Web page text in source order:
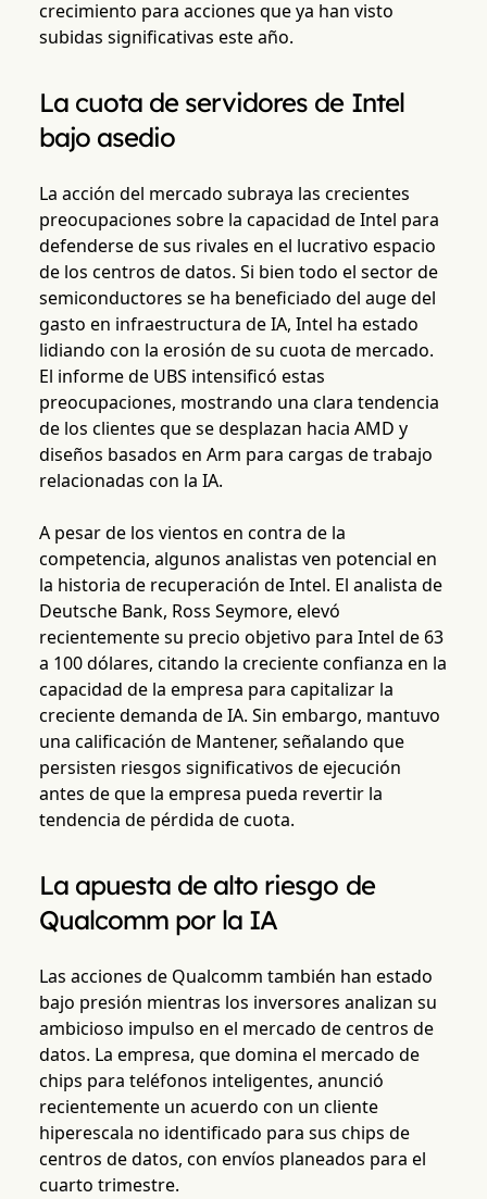
crecimiento para acciones que ya han visto
subidas significativas este año.
La cuota de servidores de Intel
bajo asedio
La acción del mercado subraya las crecientes
preocupaciones sobre la capacidad de Intel para
defenderse de sus rivales en el lucrativo espacio
de los centros de datos. Si bien todo el sector de
semiconductores se ha beneficiado del auge del
gasto en infraestructura de IA, Intel ha estado
lidiando con la erosión de su cuota de mercado.
El informe de UBS intensificó estas
preocupaciones, mostrando una clara tendencia
de los clientes que se desplazan hacia AMD y
diseños basados en Arm para cargas de trabajo
relacionadas con la IA.
A pesar de los vientos en contra de la
competencia, algunos analistas ven potencial en
la historia de recuperación de Intel. El analista de
Deutsche Bank, Ross Seymore, elevó
recientemente su precio objetivo para Intel de 63
a 100 dólares, citando la creciente confianza en la
capacidad de la empresa para capitalizar la
creciente demanda de IA. Sin embargo, mantuvo
una calificación de Mantener, señalando que
persisten riesgos significativos de ejecución
antes de que la empresa pueda revertir la
tendencia de pérdida de cuota.
La apuesta de alto riesgo de
Qualcomm por la IA
Las acciones de Qualcomm también han estado
bajo presión mientras los inversores analizan su
ambicioso impulso en el mercado de centros de
datos. La empresa, que domina el mercado de
chips para teléfonos inteligentes, anunció
recientemente un acuerdo con un cliente
hiperescala no identificado para sus chips de
centros de datos, con envíos planeados para el
cuarto trimestre.